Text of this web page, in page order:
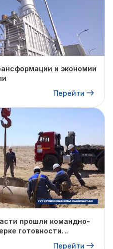
и экономии
Перейти
прошли командно-
готовности
Перейти